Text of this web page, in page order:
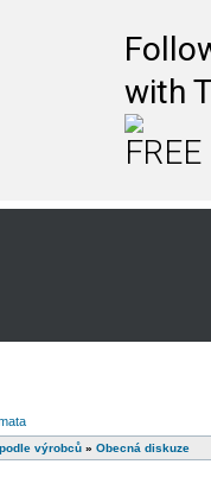
with
výrobců » Obecná diskuze